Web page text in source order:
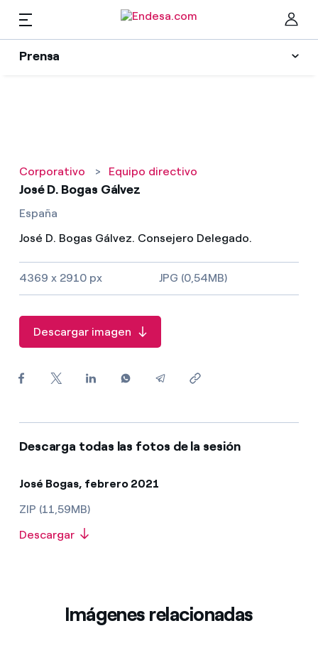
Prensa
Prensa
Encuentra la tarifa que más te conviene
Compara nuestras tarifas de empresa y ahorra
Por cada kWh que ahorres, te descontamos otro
¿Cómo ver mis facturas de Endesa?
Ofertas para autónomos y Pymes
Recursos
La cara e
ES
Corporativo > Equipo directivo
José D. Bogas Gálvez
España
José D. Bogas Gálvez. Consejero Delegado.
4369 x 2910 px JPG (0,54MB)
Descargar imagen
Descarga todas las fotos de la sesión
José Bogas, febrero 2021
ZIP (11,59MB)
Descargar
Imágenes relacionadas